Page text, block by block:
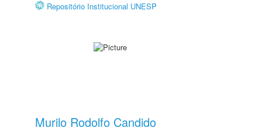
Repositório Institucional UNESP
Murilo Rodolfo Candido